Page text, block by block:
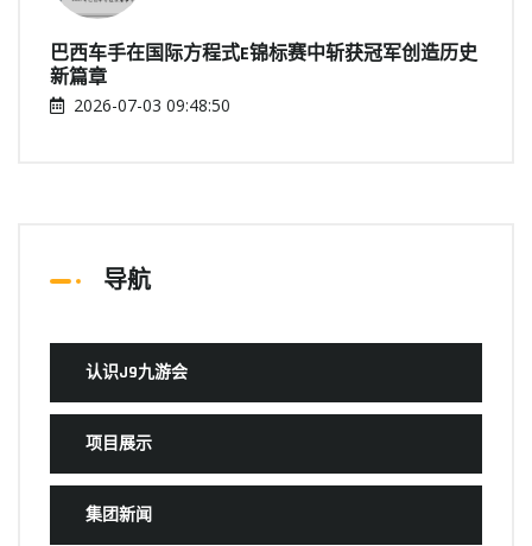
巴西车手在国际方程式E锦标赛中斩获冠军创造历史
新篇章
2026-07-03 09:48:50
导航
认识J9九游会
项目展示
集团新闻